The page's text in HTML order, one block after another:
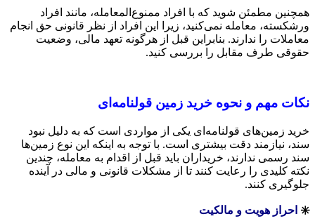
همچنین مطمئن شوید که با افراد ممنوع‌المعامله، مانند افراد
ورشکسته، معامله نمی‌کنید، زیرا این افراد از نظر قانونی حق انجام
معاملات را ندارند. بنابراین قبل از هرگونه تعهد مالی، وضعیت
حقوقی طرف مقابل را بررسی کنید.
نکات مهم و نحوه خرید زمین قولنامه‌ای
خرید زمین‌های قولنامه‌ای یکی از مواردی است که به دلیل نبود
سند، نیازمند دقت بیشتری است. با توجه به اینکه این نوع زمین‌ها
سند رسمی ندارند، خریداران باید قبل از اقدام به معامله، چندین
نکته کلیدی را رعایت کنند تا از مشکلات قانونی و مالی در آینده
جلوگیری کنند.
✳️ احراز هویت و مالکیت